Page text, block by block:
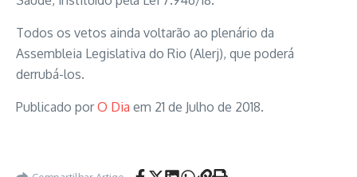
Todos os vetos ainda voltarão ao plenário da
Assembleia Legislativa do Rio (Alerj), que poderá
derrubá-los.
Publicado porO Dia em 21 de Julho de 2018.